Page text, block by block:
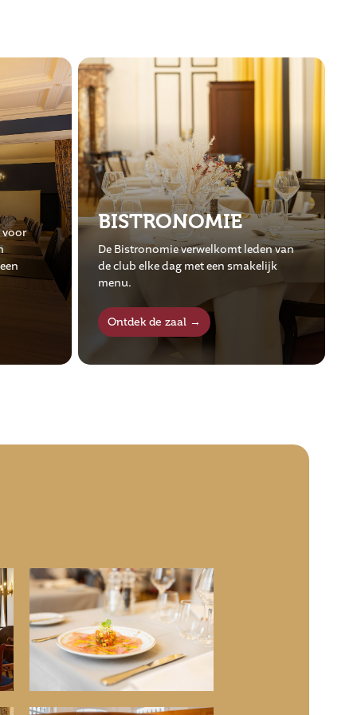
van
ROTONDE
De Rotonde, een zaal met veel
lichtinval, is beschikbaar voor recepties
tot 50 personen.
Ontdek de zaal →